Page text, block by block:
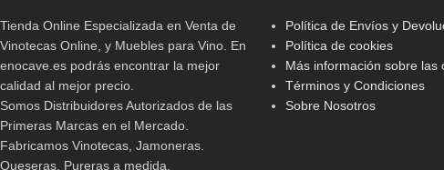
Tienda Online Especializada en Venta de
Vinotecas Online, y Muebles para Vino. En
enocave.es podrás encontrar la mejor
calidad al mejor precio.
Somos Distribuidores Autorizados de las
Primeras Marcas en el Mercado.
Fabricamos Vinotecas, Jamoneras.
Queseras, Pureras a medida.
Política de Envíos y
Política de cookies
Más información sobre las
Términos y Condiciones
Sobre Nosotros